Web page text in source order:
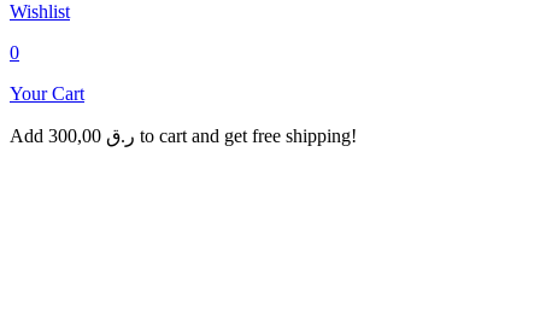
Wishlist
0
Your Cart
Add 300,00 ر.ق to cart and get free shipping!